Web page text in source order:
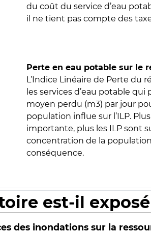
du coût du service d’eau
il ne tient pas compte des
Perte en eau potable sur le
L’Indice Linéaire de Perte du
les services d’eau potable
moyen perdu (m3) par jour
population influe sur l’ILP.
importante, plus les ILP sont
concentration de la
conséquence.
est-il
des inondations sur la